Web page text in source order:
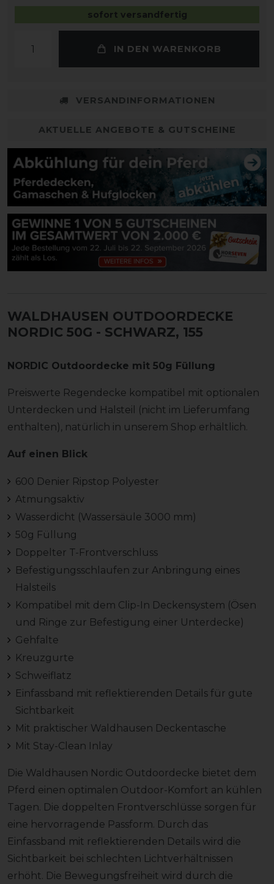
sofort versandfertig
IN DEN WARENKORB
VERSANDINFORMATIONEN
AKTUELLE ANGEBOTE & GUTSCHEINE
WALDHAUSEN OUTDOORDECKE
NORDIC 50G - SCHWARZ, 155
NORDIC Outdoordecke mit 50g Füllung
Preiswerte Regendecke kompatibel mit optionalen
Unterdecken und Halsteil (nicht im Lieferumfang
enthalten), natürlich in unserem Shop erhältlich.
Auf einen Blick
600 Denier Ripstop Polyester
Atmungsaktiv
Wasserdicht (Wassersäule 3000 mm)
50g Füllung
Doppelter T-Frontverschluss
Befestigungsschlaufen zur Anbringung eines
Halsteils
Kompatibel mit dem Clip-In Deckensystem (Ösen
und Ringe zur Befestigung einer Unterdecke)
Gehfalte
Kreuzgurte
Schweiflatz
Einfassband mit reflektierenden Details für gute
Sichtbarkeit
Mit praktischer Waldhausen Deckentasche
Mit Stay-Clean Inlay
Die Waldhausen Nordic Outdoordecke bietet dem
Pferd einen optimalen Outdoor-Komfort an kühlen
Tagen. Die doppelten Frontverschlüsse sorgen für
eine hervorragende Passform. Durch das
Einfassband mit reflektierenden Details wird die
Sichtbarkeit bei schlechten Lichtverhältnissen
erhöht. Die Bewegungsfreiheit wird durch die